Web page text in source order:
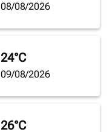
08/08/2026
24°C
09/08/2026
26°C